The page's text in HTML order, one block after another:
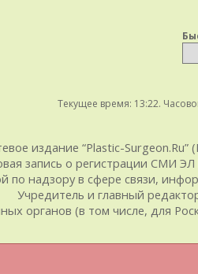
Текущее время: 13:22.
издание “Plastic-
запись о регистрации СМИ
по надзору в сфере связи,
Учредитель и главный
органов (в том числе, для